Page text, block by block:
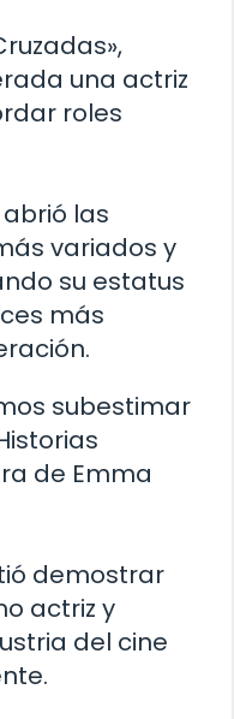
una actriz
roles
las
variados y
su estatus
más
subestimar
de Emma
demostrar
actriz y
del cine